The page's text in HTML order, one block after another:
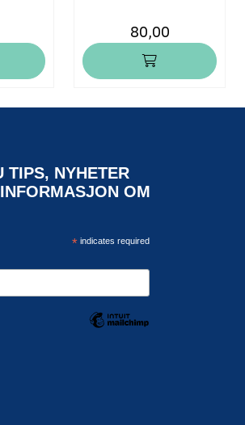
80,00
TIPS, NYHETER
OM
*indicates required